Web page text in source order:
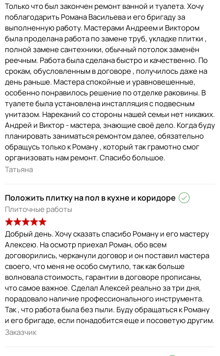
Только что был закончен ремонт ванной и туалета. Хочу
поблагодарить Романа Васильева и его бригаду за
выполненную работу. Мастерами Андреем и Виктором
была проделана работа по замене труб, укладке плитки ,
полной замене сантехники, обычный потолок заменён
реечным. Работа была сделана быстро и качественно. По
срокам, обусловленным в договоре , получилось даже на
день раньше. Мастера спокойные и уравновешенные,
особенно понравилось решение по отделке раковины. В
туалете была установлена инсталляция с подвесным
унитазом. Нареканий со стороны нашей семьи нет никаких.
Андрей и Виктор - мастера, знающие своё дело. Когда буду
планировать заниматься ремонтом далее, обязательно
обращусь только к Роману , который так грамотно смог
организовать нам ремонт. Спасибо большое.
Татьяна
Положить плитку на пол в кухне и коридоре
Плиточные работы
Добрый день. Хочу сказать спасибо Роману и его мастеру
Алексею. На осмотр приехал Роман, обо всем
договорились, черканули договор и он поставил мастера
своего, что меня не особо смутило, так как больше
волновала стоимость, гарантии в договоре прописаны,
что самое важное. Сделал Алексей реально за три дня,
порадовало наличие профессионального инструмента.
Так , что работа была без пыли. Буду обращаться к Роману
и его бригаде, если понадобится еще и посоветую другим.
Заказчик